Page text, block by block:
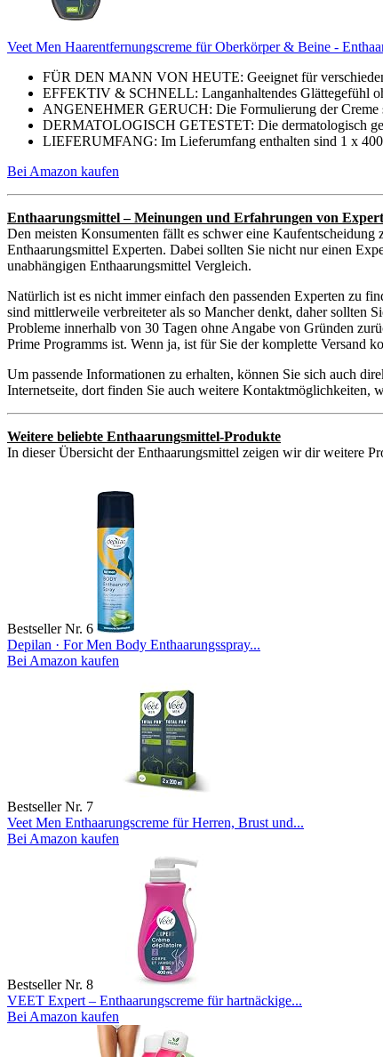
Veet Men Haarentfernungscreme für Oberkörper & Beine -
FÜR DEN MANN VON HEUTE: Geeignet für
EFFEKTIV & SCHNELL: Langanhaltendes Glättegefühl
ANGENEHMER GERUCH: Die Formulierung der Creme
DERMATOLOGISCH GETESTET: Die dermatologisch
LIEFERUMFANG: Im Lieferumfang enthalten sind 1 x
Bei Amazon kaufen
Enthaarungsmittel – Meinungen und Erfahrungen von
Den meisten Konsumenten fällt es schwer eine
Enthaarungsmittel Experten. Dabei sollten Sie nicht nur einen
unabhängigen Enthaarungsmittel Vergleich.
Natürlich ist es nicht immer einfach den passenden Experten zu
sind mittlerweile verbreiteter als so Mancher denkt, daher sollten
Probleme innerhalb von 30 Tagen ohne Angabe von Gründen
Prime Programms ist. Wenn ja, ist für Sie der komplette Versand
Um passende Informationen zu erhalten, können Sie sich auch
Internetseite, dort finden Sie auch weitere Kontaktmöglichkeiten,
Weitere beliebte Enthaarungsmittel-Produkte
In dieser Übersicht der Enthaarungsmittel zeigen wir dir weitere
Bestseller Nr. 6
Depilan · For Men Body Enthaarungsspray...
Bei Amazon kaufen
Bestseller Nr. 7
Veet Men Enthaarungscreme für Herren, Brust und...
Bei Amazon kaufen
Bestseller Nr. 8
VEET Expert – Enthaarungscreme für hartnäckige...
Bei Amazon kaufen